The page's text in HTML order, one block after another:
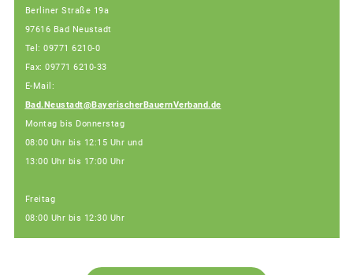
Berliner Straße 19a
97616 Bad Neustadt
Tel: 09771 6210-0
Fax: 09771 6210-33
E-Mail:
Bad.Neustadt@BayerischerBauernVerband.de
Montag bis Donnerstag
08:00 Uhr bis 12:15 Uhr und
13:00 Uhr bis 17:00 Uhr
Freitag
08:00 Uhr bis 12:30 Uhr